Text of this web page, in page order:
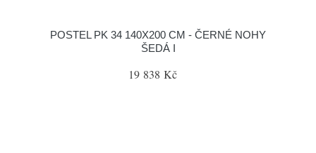
POSTEL PK 34 140X200 CM - ČERNÉ NOHY
ŠEDÁ I
19 838 Kč